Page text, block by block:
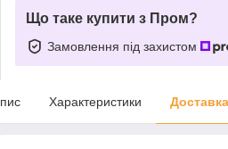
Що таке купити з Пром?
Замовлення під захистом
Характеристики Доставка